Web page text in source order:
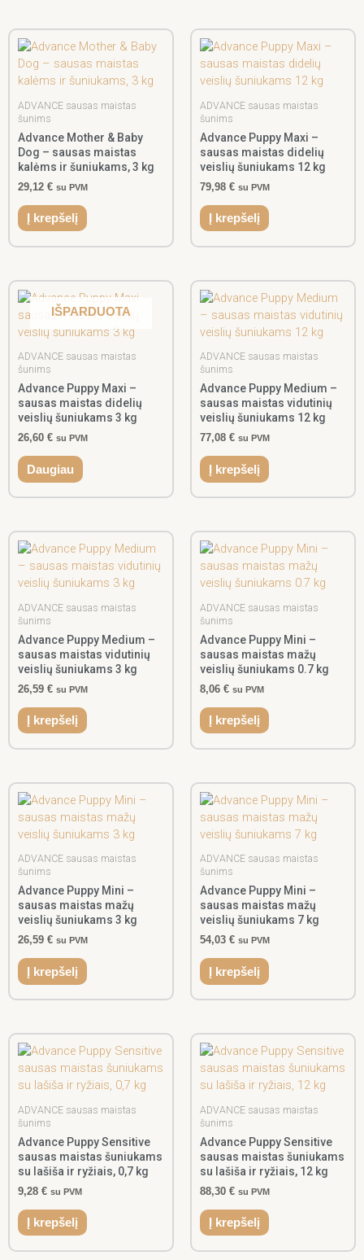
ADVANCE sausas maistas
šunims
Advance Mother & Baby
Dog – sausas maistas
kalėms ir šuniukams, 3 kg
29,12 € su PVM
Į krepšelį
ADVANCE sausas maistas
šunims
Advance Puppy Maxi –
sausas maistas didelių
veislių šuniukams 12 kg
79,98 € su PVM
Į krepšelį
IŠPARDUOTA
ADVANCE sausas maistas
šunims
Advance Puppy Maxi –
sausas maistas didelių
veislių šuniukams 3 kg
26,60 € su PVM
Daugiau
ADVANCE sausas maistas
šunims
Advance Puppy Medium –
sausas maistas vidutinių
veislių šuniukams 12 kg
77,08 € su PVM
Į krepšelį
ADVANCE sausas maistas
šunims
Advance Puppy Medium –
sausas maistas vidutinių
veislių šuniukams 3 kg
26,59 € su PVM
Į krepšelį
ADVANCE sausas maistas
šunims
Advance Puppy Mini –
sausas maistas mažų
veislių šuniukams 0.7 kg
8,06 € su PVM
Į krepšelį
ADVANCE sausas maistas
šunims
Advance Puppy Mini –
sausas maistas mažų
veislių šuniukams 3 kg
26,59 € su PVM
Į krepšelį
ADVANCE sausas maistas
šunims
Advance Puppy Mini –
sausas maistas mažų
veislių šuniukams 7 kg
54,03 € su PVM
Į krepšelį
ADVANCE sausas maistas
šunims
Advance Puppy Sensitive
sausas maistas šuniukams
su lašiša ir ryžiais, 0,7 kg
9,28 € su PVM
Į krepšelį
ADVANCE sausas maistas
šunims
Advance Puppy Sensitive
sausas maistas šuniukams
su lašiša ir ryžiais, 12 kg
88,30 € su PVM
Į krepšelį